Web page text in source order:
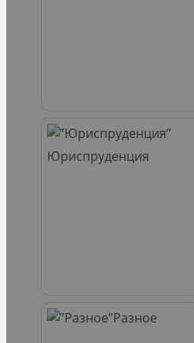
Юриспруденция
Разное